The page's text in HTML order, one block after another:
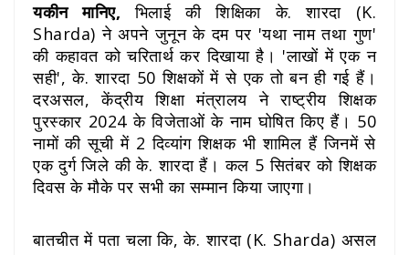
यकीन मानिए, भिलाई की शिक्षिका के. शारदा (K.
Sharda) ने अपने जुनून के दम पर 'यथा नाम तथा गुण'
की कहावत को चरितार्थ कर दिखाया है। 'लाखों में एक न
सही', के. शारदा 50 शिक्षकों में से एक तो बन ही गई हैं।
दरअसल, केंद्रीय शिक्षा मंत्रालय ने राष्ट्रीय शिक्षक
पुरस्कार 2024 के विजेताओं के नाम घोषित किए हैं। 50
नामों की सूची में 2 दिव्यांग शिक्षक भी शामिल हैं जिनमें से
एक दुर्ग जिले की के. शारदा हैं। कल 5 सितंबर को शिक्षक
दिवस के मौके पर सभी का सम्मान किया जाएगा।
बातचीत में पता चला कि, के. शारदा (K. Sharda) असल